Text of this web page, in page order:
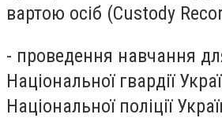
вартою осіб (Custody
- проведення навчання
Національної гвардії
Національної поліції